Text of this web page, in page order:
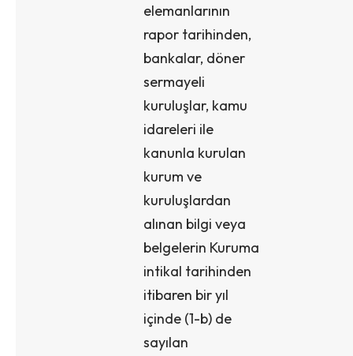
elemanlarının
rapor tarihinden,
bankalar, döner
sermayeli
kuruluşlar, kamu
idareleri ile
kanunla kurulan
kurum ve
kuruluşlardan
alınan bilgi veya
belgelerin Kuruma
intikal tarihinden
itibaren bir yıl
içinde (1-b) de
sayılan